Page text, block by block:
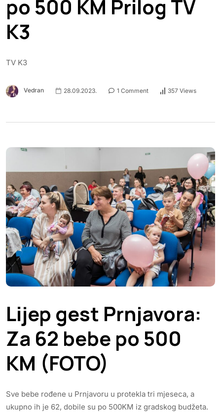
po 500 KM Prilog TV
K3
TV K3
Vedran 28.09.2023. 1 Comment 357 Views
Lijep gest Prnjavora:
Za 62 bebe po 500
KM (FOTO)
Sve bebe rođene u Prnjavoru u protekla tri mjeseca, a
ukupno ih je 62, dobile su po 500KM iz gradskog budžeta.